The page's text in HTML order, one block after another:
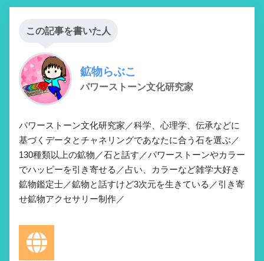
この記事を書いた人
鉱物らぶこ
パワーストーン文化研究家
パワーストーン文化研究家／科学、心理学、伝承などに
基づくデータとチャネリングであなたに合う石を選ぶ／
130種類以上の鉱物／石と話す／パワーストーンやカラー
でハッピーを引き寄せる／占い、カラーなど雑学大好き
鉱物鑑定士／鉱物と話すけど3次元を生きている／引き寄
せ鉱物アクセサリー制作／